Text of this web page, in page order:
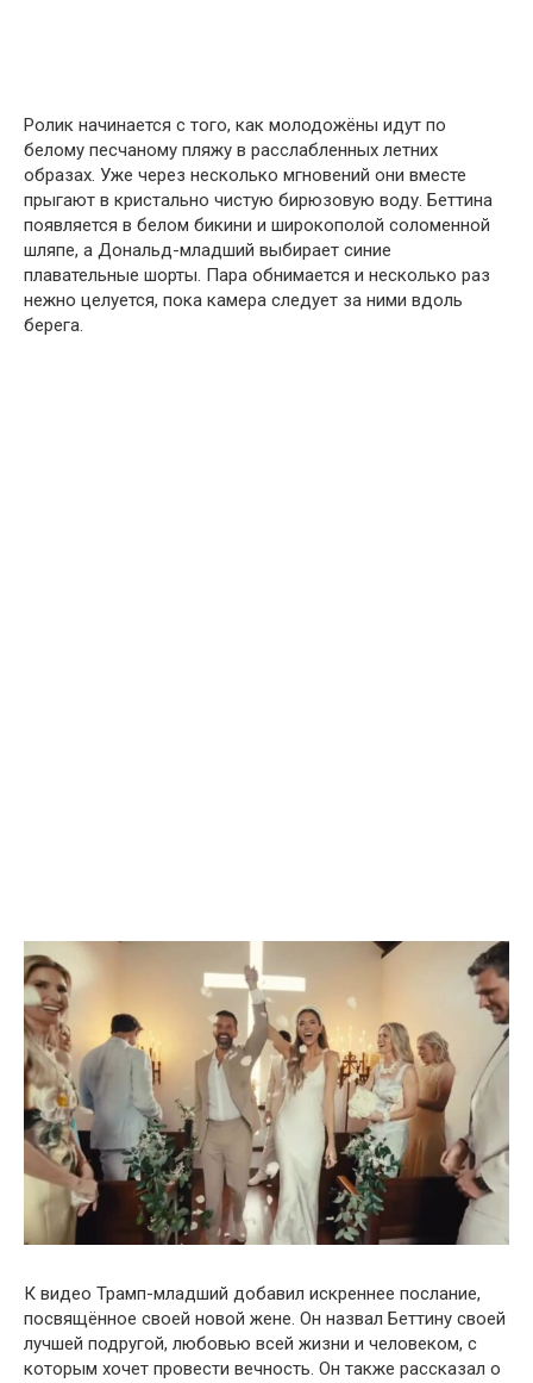
Ролик начинается с того, как молодожёны идут по
белому песчаному пляжу в расслабленных летних
образах. Уже через несколько мгновений они вместе
прыгают в кристально чистую бирюзовую воду. Беттина
появляется в белом бикини и широкополой соломенной
шляпе, а Дональд-младший выбирает синие
плавательные шорты. Пара обнимается и несколько раз
нежно целуется, пока камера следует за ними вдоль
берега.
К видео Трамп-младший добавил искреннее послание,
посвящённое своей новой жене. Он назвал Беттину своей
лучшей подругой, любовью всей жизни и человеком, с
которым хочет провести вечность. Он также рассказал о